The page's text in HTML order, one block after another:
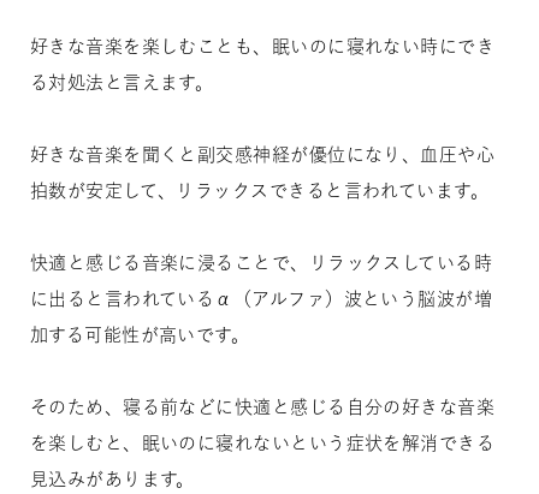
好きな音楽を楽しむことも、眠いのに寝れない時にでき
る対処法と言えます。
好きな音楽を聞くと副交感神経が優位になり、血圧や心
拍数が安定して、リラックスできると言われています。
快適と感じる音楽に浸ることで、リラックスしている時
に出ると言われているα（アルファ）波という脳波が増
加する可能性が高いです。
そのため、寝る前などに快適と感じる自分の好きな音楽
を楽しむと、眠いのに寝れないという症状を解消できる
見込みがあります。